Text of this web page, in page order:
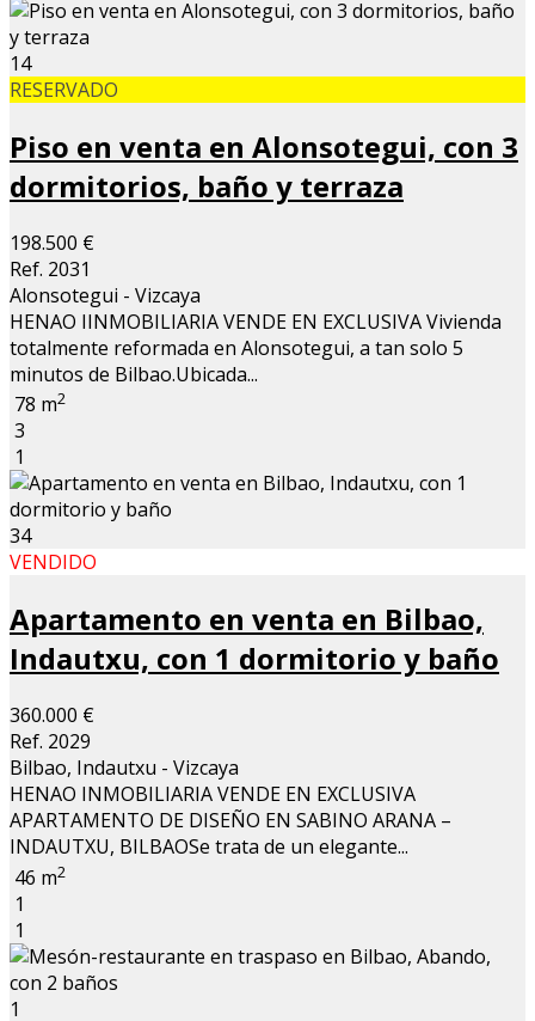
14
RESERVADO
Piso en venta en Alonsotegui, con 3
dormitorios, baño y terraza
198.500 €
Ref. 2031
Alonsotegui - Vizcaya
HENAO IINMOBILIARIA VENDE EN EXCLUSIVA Vivienda
totalmente reformada en Alonsotegui, a tan solo 5
minutos de Bilbao.Ubicada...
78 m2
3
1
34
VENDIDO
Apartamento en venta en Bilbao,
Indautxu, con 1 dormitorio y baño
360.000 €
Ref. 2029
Bilbao, Indautxu - Vizcaya
HENAO INMOBILIARIA VENDE EN EXCLUSIVA
APARTAMENTO DE DISEÑO EN SABINO ARANA –
INDAUTXU, BILBAOSe trata de un elegante...
46 m2
1
1
1